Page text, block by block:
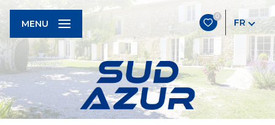
0
FR
MENU